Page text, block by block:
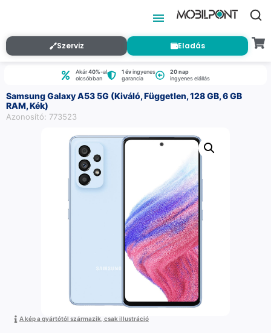
Szerviz Eladás
Akár40%-al
olcsóbban
1 évingyenes
garancia
20 nap
ingyenes elállás
Samsung Galaxy A53 5G (Kiváló, Független, 128 GB, 6 GB
RAM, Kék)
Azonosító: 773523
A kép a gyártótól származik, csak illustráció